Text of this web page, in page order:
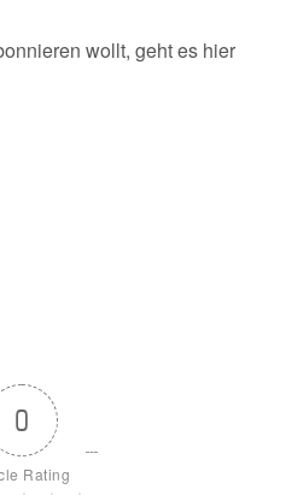
wollt, geht es hier
0
Rating